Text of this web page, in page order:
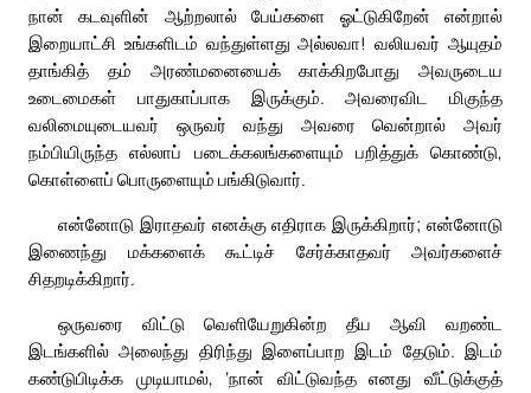
நான் கடவுளின் ஆற்றலால் பேய்களை ஓட்டுகிறேன் என்றால்
இறையாட்சி உங்களிடம் வந்துள்ளது அல்லவா! வலியவர் ஆயுதம்
தாங்கித் தம் அரண்மனையைக் காக்கிறபோது அவருடைய
உடைமைகள் பாதுகாப்பாக இருக்கும். அவரைவிட மிகுந்த
வலிமையுடையவர் ஒருவர் வந்து அவரை வென்றால் அவர்
நம்பியிருந்த எல்லாப் படைக்கலங்களையும் பறித்துக் கொண்டு,
கொள்ளைப் பொருளையும் பங்கிடுவார்.
என்னோடு இராதவர் எனக்கு எதிராக இருக்கிறார்; என்னோடு
இணைந்து மக்களைக் கூட்டிச் சேர்க்காதவர் அவர்களைச்
சிதறடிக்கிறார்.
ஒருவரை விட்டு வெளியேறுகின்ற தீய ஆவி வறண்ட
இடங்களில் அலைந்து திரிந்து இளைப்பாற இடம் தேடும். இடம்
கண்டுபிடிக்க முடியாமல், ‘நான் விட்டுவந்த எனது வீட்டுக்குத்